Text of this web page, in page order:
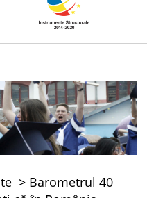
Barometrul 40